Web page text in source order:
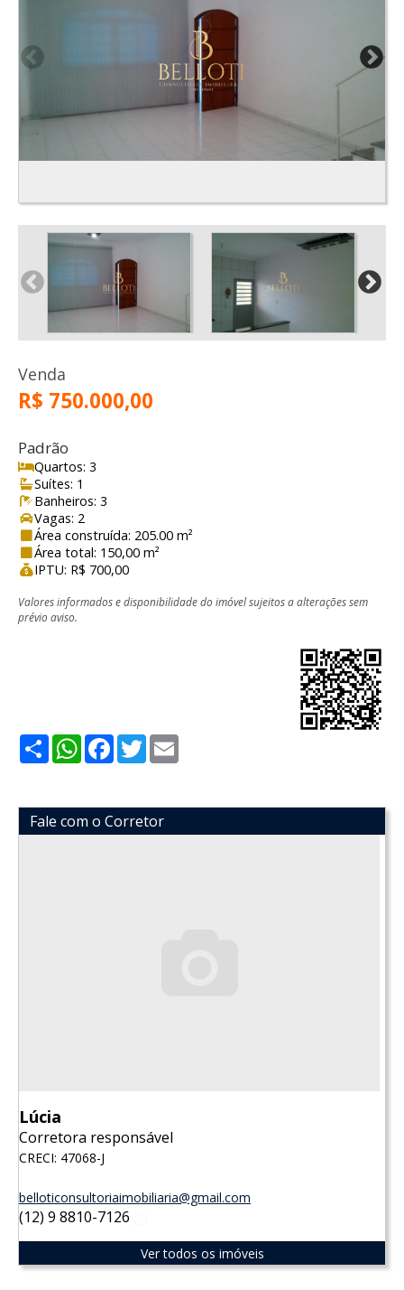
Venda
R$ 750.000,00
Padrão
Quartos: 3
Suítes: 1
Banheiros: 3
Vagas: 2
Área construída: 205.00 m²
Área total: 150,00 m²
IPTU: R$ 700,00
Valores informados e disponibilidade do imóvel sujeitos a alterações sem
prévio aviso.
ShareWhatsApp
Facebook
Twitter
Fale com o Corretor
Lúcia
Corretora responsável
CRECI: 47068-J
belloticonsultoriaimobiliaria@gmail.com
(12) 9 8810-7126
Ver todos os imóveis